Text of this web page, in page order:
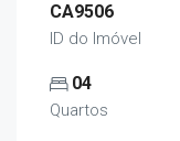
CA9506
ID do Imóvel
04
Quartos